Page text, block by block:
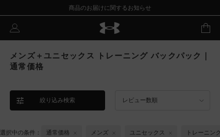
商品のお届けに関するお知らせ
メンズ＋ユニセックス トレーニング バックパック｜
通常価格
絞り込み検索 レビュー数順
選択中の条件： 通常価格 メンズ ユニセックス トレーニン